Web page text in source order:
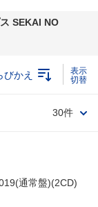
SEKAI NO
びかえ
30件
通常盤)(2CD)